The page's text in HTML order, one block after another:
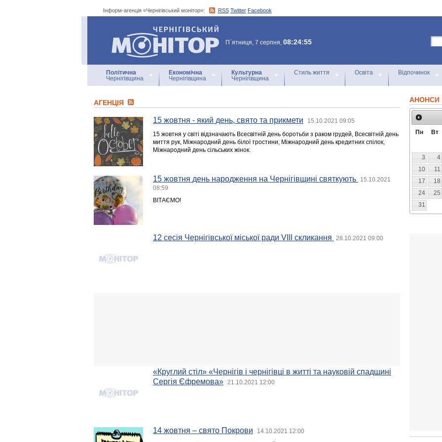
Інформ-агенція «Чернігівський монітор»: RSS Twitter Facebook
Інформ-агенція
«Чернігівський монітор»
П`ятниця, 7 серпня, 08:24:55
Політична
Чернігівщина
Економічна
Чернігівщина
Культурна
Чернігівщина
Стиль життя Освіта Відпочинок
АГЕНЦIЯ
15 жовтня - який день, свято та прикмети 15.10.2021 09:05
15 жовтня у світі відзначають Всесвітній день боротьби з раком грудей, Всесвітній день
миття рук, Міжнародний день білої тростини, Міжнародний день кредитних спілок,
Міжнародний день сільських жінок.
15 жовтня день народження на Чернігівщині святкують
15.10.2021
08:59
ВІТАЄМО!
12 сесія Чернігівської міської ради VIIІ скликання 28.10.2021 09:00
«Круглий стіл» «Чернігів і чернігівці в житті та науковій спадщині
Сергія Єфремова»
21.10.2021 12:00
14 жовтня – свято Покрови 14.10.2021 12:00
АНОНСИ
Пн Вт
3
4
10
11
17
18
24
25
31